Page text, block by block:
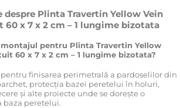
Plinta Travertin Yellow Vein
x 7 x 2 cm – 1 lungime bizotata
montajul pentru Plinta Travertin Yellow
60 x 7 x 2 cm – 1 lungime bizotata?
finisarea perimetrală a pardoselilor din
protecția bazei peretelui în holuri,
și alte proiecte unde se dorește o
peretelui.